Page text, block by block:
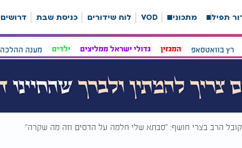
תפילה מתכונים VOD לוח שידורים כניסת שבת דרושים
רץ בוואטסאפ המגזין גדולי ישראל ממליצים ילדים מענה ההלכה
הרב בצרי חושף: "סבתא שלי חלמה על הדסים וזה מה שקרה"